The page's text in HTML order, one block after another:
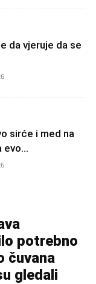
da vjeruje da se
sirće i med na
evo...
potrebno
čuvana
gledali